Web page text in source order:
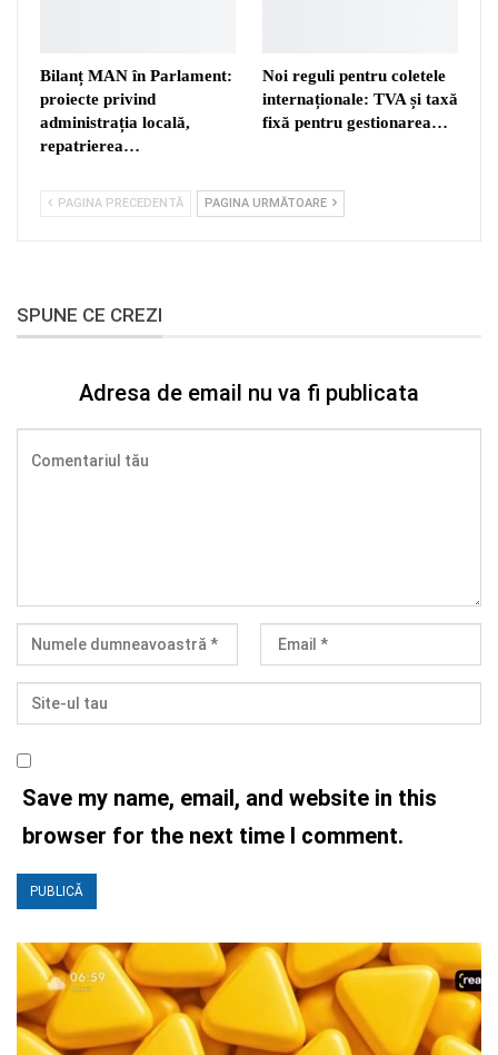
Bilanț MAN în Parlament:
proiecte privind
administrația locală,
repatrierea…
Noi reguli pentru coletele
internaționale: TVA și taxă
fixă pentru gestionarea…
PAGINA PRECEDENTĂ PAGINA URMĂTOARE
SPUNE CE CREZI
Adresa de email nu va fi publicata
Save my name, email, and website in this
browser for the next time I comment.